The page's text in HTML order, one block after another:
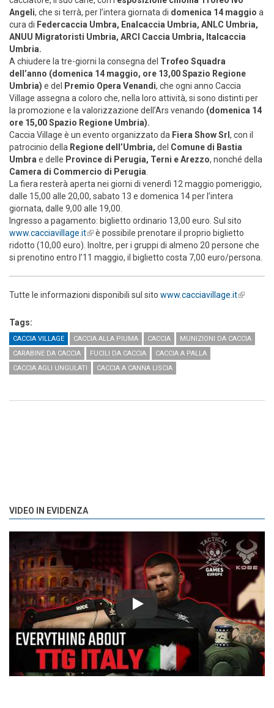
Angeli, che si terrà, per l’intera giornata di domenica 14 maggio a
cura di Federcaccia Umbra, Enalcaccia Umbria, ANLC Umbria,
ANUU Migratoristi Umbria, ARCI Caccia Umbria, Italcaccia
Umbria.
A chiudere la tre-giorni la consegna del Trofeo Squadra
dell’anno (domenica 14 maggio, ore 13,00 Spazio Regione
Umbria) e del Premio Opera Venandi, che ogni anno Caccia
Village assegna a coloro che, nella loro attività, si sono distinti per
la promozione e la valorizzazione dell’Ars venando (domenica 14
ore 15,00 Spazio Regione Umbria).
Caccia Village è un evento organizzato da Fiera Show Srl , con il
patrocinio della Regione dell’Umbria, del Comune di Bastia
Umbrae delle Province di Perugia, Terni e Arezzo, nonché della
Camera di Commercio di Perugia.
La fiera resterà aperta nei giorni di venerdì 12 maggio pomeriggio,
dalle 15,00 alle 20,00, sabato 13 e domenica 14 per l’intera
giornata, dalle 9,00 alle 19,00.
Ingresso a pagamento: biglietto ordinario 13,00 euro. Sul sito
www.cacciavillage.it(link is external)
è possibile prenotare il proprio biglietto
ridotto (10,00 euro). Inoltre, per i gruppi di almeno 20 persone che
si prenotino entro l’11 maggio, il biglietto costa 7,00 euro/persona.
Tutte le informazioni disponibili sul sito www.cacciavillage.it(link is
Tags:
CACCIA VILLAGE CACCIA ALLA PIUMA CACCIA
MUNIZIONI DA CACCIA
CARABINE DA CACCIA
FUCILI DA CACCIA
CACCIA A PALLA
CACCIA AGLI UNGULATI
CACCIA A CANNA LISCIA
VIDEO IN EVIDENZA
Play